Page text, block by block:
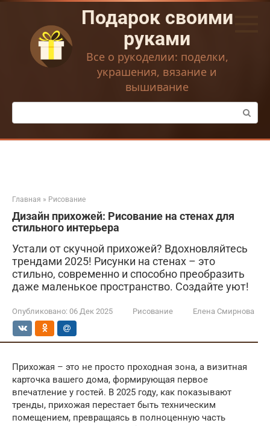
Перейти
контенту
Подарок своими
руками
Все о рукоделии: поделки,
украшения, вязание и
вышивание
Поиск:
Главная » Рисование
Дизайн прихожей: Рисование на стенах для
стильного интерьера
Устали от скучной прихожей? Вдохновляйтесь
трендами 2025! Рисунки на стенах – это
стильно, современно и способно преобразить
даже маленькое пространство. Создайте уют!
Опубликовано: 06 Дек 2025 Рисование Елена Смирнова
Прихожая – это не просто проходная зона, а визитная
карточка вашего дома, формирующая первое
впечатление у гостей. В 2025 году, как показывают
тренды, прихожая перестает быть техническим
помещением, превращаясь в полноценную часть